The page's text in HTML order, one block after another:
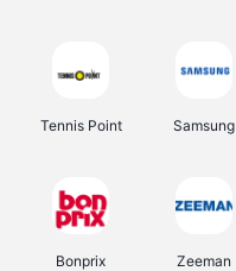
Tennis Point Samsung
Bonprix Zeeman